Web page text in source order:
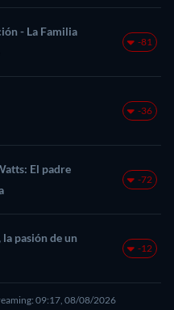
- La Familia
-81
-36
El padre
-72
la pasión de un
-12
09:17, 08/08/2026